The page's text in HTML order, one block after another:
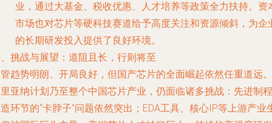
业，通过大基金、税收优惠、人才培养等政策全力扶持。资
市场也对芯片等硬科技赛道给予高度关注和资源倾斜，为企
的长期研发投入提供了良好环境。
挑战与展望：道阻且长，行则将至
趋势明朗、开局良好，但国产芯片的全面崛起依然任重道远。
亚纳计划乃至整个中国芯片产业，仍面临诸多挑战：先进制程
环节的“卡脖子”问题依然突出；EDA工具、核心IP等上游产业